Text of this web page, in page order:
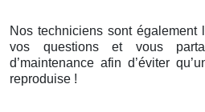
Nos techniciens sont également
vos questions et vous
d’maintenance afin d’éviter
reproduise !